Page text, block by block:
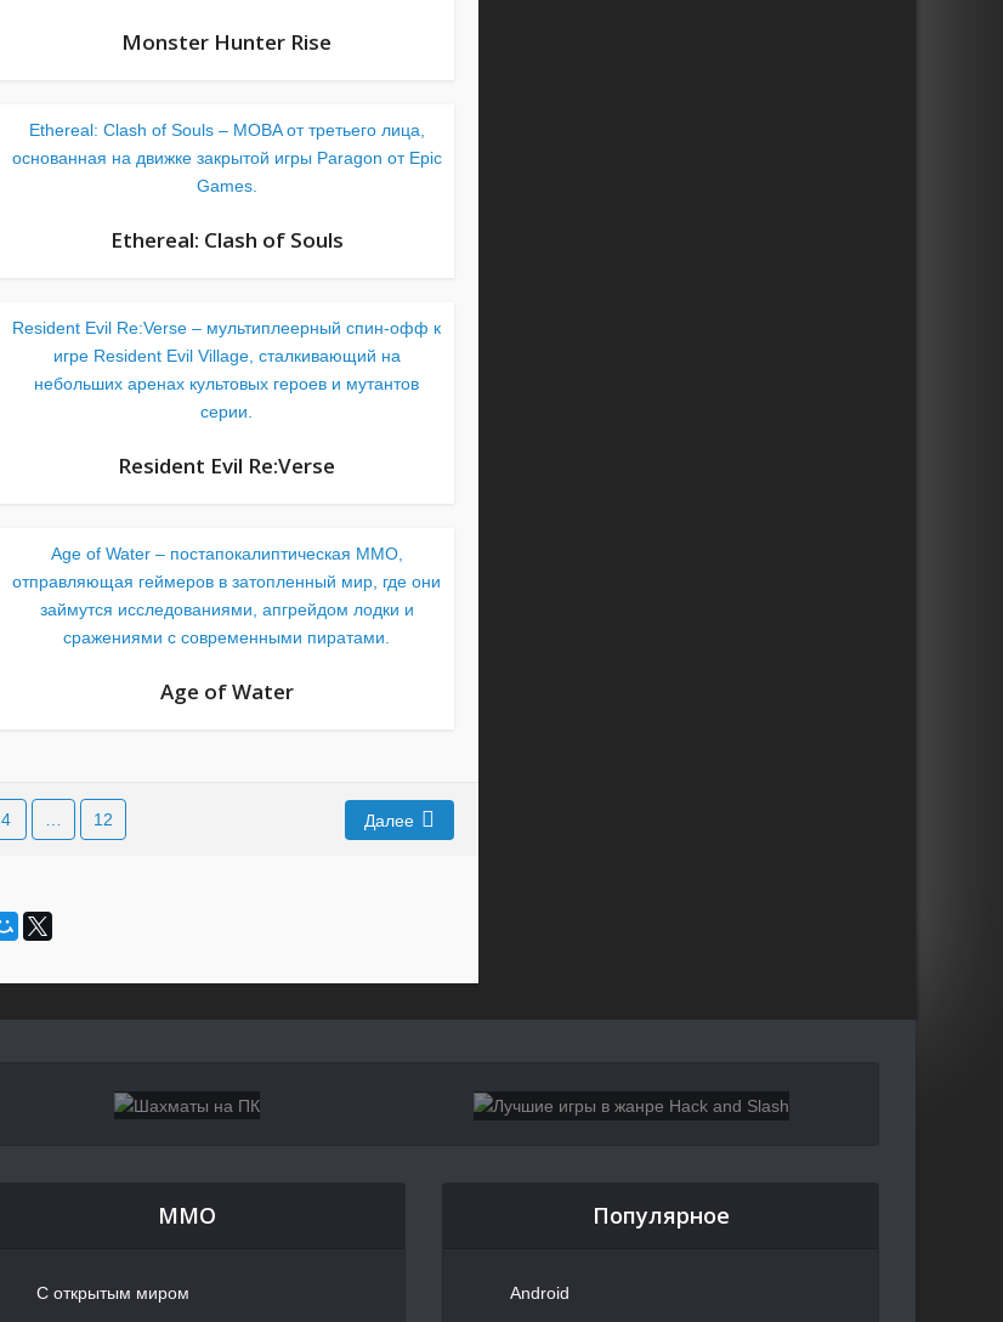
Monster Hunter Rise
Ethereal: Clash of Souls – MOBA от третьего лица,
основанная на движке закрытой игры Paragon от Epic
Games.
Ethereal: Clash of Souls
Resident Evil Re:Verse – мультиплеерный спин-офф к
игре Resident Evil Village, сталкивающий на
небольших аренах культовых героев и мутантов
серии.
Resident Evil Re:Verse
Age of Water – постапокалиптическая MMO,
отправляющая геймеров в затопленный мир, где они
займутся исследованиями, апгрейдом лодки и
сражениями с современными пиратами.
Age of Water
4 12 Далее
MMO
С открытым миром
Популярное
Android